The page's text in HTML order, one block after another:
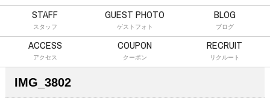
STAFF
スタッフ
GUEST PHOTO
ゲストフォト
BLOG
ブログ
ACCESS
アクセス
COUPON
クーポン
RECRUIT
リクルート
IMG_3802